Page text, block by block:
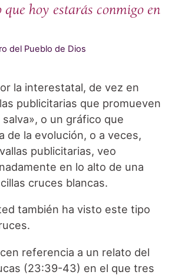
que hoy estarás conmigo en
del Pueblo de Dios
la interestatal, de vez en
publicitarias que promueven
o un gráfico que
de la evolución, o a veces,
publicitarias, veo
en lo alto de una
cruces blancas.
también ha visto este tipo
referencia a un relato del
(23:39-43) en el que tres